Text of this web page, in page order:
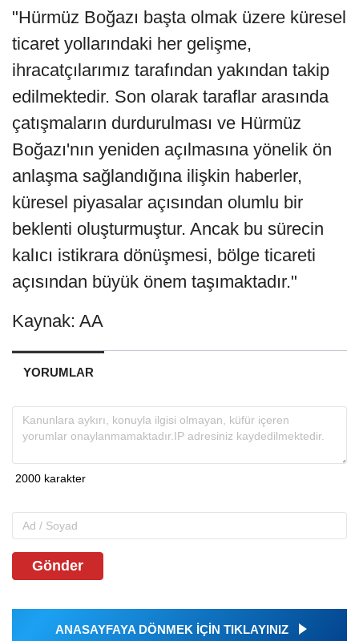
"Hürmüz Boğazı başta olmak üzere küresel
ticaret yollarındaki her gelişme,
ihracatçılarımız tarafından yakından takip
edilmektedir. Son olarak taraflar arasında
çatışmaların durdurulması ve Hürmüz
Boğazı'nın yeniden açılmasına yönelik ön
anlaşma sağlandığına ilişkin haberler,
küresel piyasalar açısından olumlu bir
beklenti oluşturmuştur. Ancak bu sürecin
kalıcı istikrara dönüşmesi, bölge ticareti
açısından büyük önem taşımaktadır."
Kaynak: AA
YORUMLAR
Gönder
ANASAYFAYA DÖNMEK İÇİN TIKLAYINIZ